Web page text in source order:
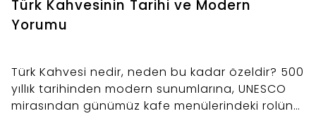
Türk Kahvesinin Tarihi ve Modern
Yorumu
Türk Kahvesi nedir, neden bu kadar özeldir? 500
yıllık tarihinden modern sunumlarına, UNESCO
mirasından günümüz kafe menülerindeki rolüne